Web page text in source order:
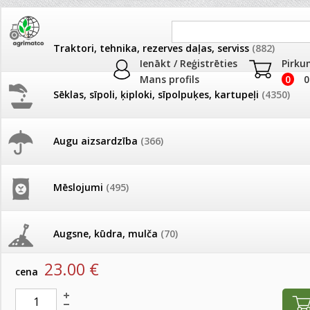
Ienākt / Reģistrēties
Mans profils
0
Traktori, tehnika, rezerves daļas, serviss (882)
Sēklas, sīpoli, ķiploki, sīpolpuķes, kartupeļi (4350)
Augu aizsardzība (366)
Mēslojumi (495)
Augsne, kūdra, mulča (70)
Podi un kasetes
JAUNUMI
Pašlasīšanas vietu katalogs
26.05. Vebinārs - Kā ierobežot
gliemežus piemājas dārzā un
Ūdens piemērotības noteikšana
AKCIJAS
frēze + mulčieris +
AKCIJAS komplekts -
Cimdi
Produkti »Dažādi»Cimdi
Cimdi High Risk, biezi, zili ~50gab. L izmērs
artikuls: 65433 EAN: 9557795000285
cena 23.00 €